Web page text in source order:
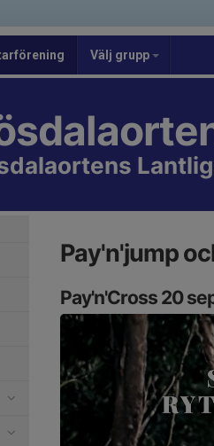
Välj grupp
Pay'n'jump
Pay'n'Cross 20